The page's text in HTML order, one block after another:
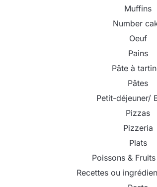
Muffins
Number
Oeuf
Pains
Pâte à
Pâtes
Petit-déjeuner/
Pizzas
Pizzeria
Plats
Poissons &
Recettes ou